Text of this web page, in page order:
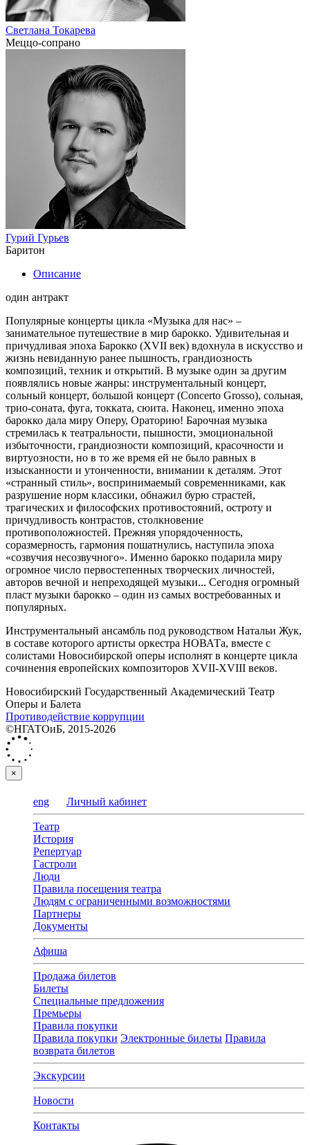
Светлана Токарева
Меццо-сопрано
Гурий Гурьев
Баритон
Описание
один антракт
Популярные концерты цикла «Музыка для нас» –
занимательное путешествие в мир барокко. Удивительная и
причудливая эпоха Барокко (XVII век) вдохнула в искусство и
жизнь невиданную ранее пышность, грандиозность
композиций, техник и открытий. В музыке один за другим
появлялись новые жанры: инструментальный концерт,
сольный концерт, большой концерт (Concerto Grosso), сольная,
трио-соната, фуга, токката, сюита. Наконец, именно эпоха
барокко дала миру Оперу, Ораторию! Барочная музыка
стремилась к театральности, пышности, эмоциональной
избыточности, грандиозности композиций, красочности и
виртуозности, но в то же время ей не было равных в
изысканности и утонченности, внимании к деталям. Этот
«странный стиль», воспринимаемый современниками, как
разрушение норм классики, обнажил бурю страстей,
трагических и философских противостояний, остроту и
причудливость контрастов, столкновение
противоположностей. Прежняя упорядоченность,
соразмерность, гармония пошатнулись, наступила эпоха
«созвучия несозвучного». Именно барокко подарила миру
огромное число первостепенных творческих личностей,
авторов вечной и непреходящей музыки... Сегодня огромный
пласт музыки барокко – один из самых востребованных и
популярных.
Инструментальный ансамбль под руководством Натальи Жук,
в составе которого артисты оркестра НОВАТа, вместе с
солистами Новосибирской оперы исполнят в концерте цикла
сочинения европейских композиторов XVII-XVIII веков.
Новосибирский Государственный Академический Театр
Оперы и Балета
Противодействие коррупции
©НГАТОиБ, 2015-2026
×
eng Личный кабинет
Театр
История
Репертуар
Гастроли
Люди
Правила посещения театра
Людям с ограниченными возможностями
Партнеры
Документы
Афиша
Продажа билетов
Билеты
Специальные предложения
Премьеры
Правила покупки
Правила покупки Электронные билеты Правила
возврата билетов
Экскурсии
Новости
Контакты